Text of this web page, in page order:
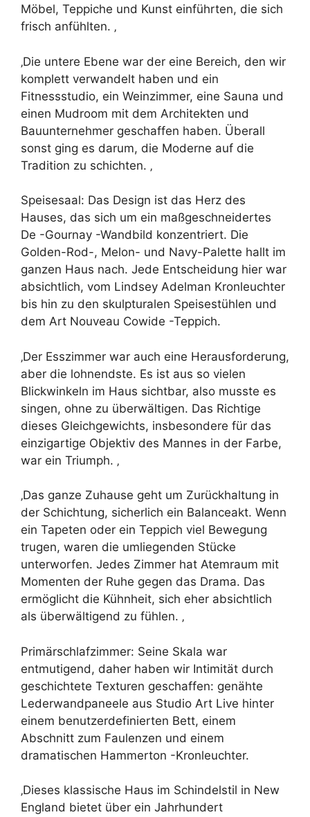
Möbel, Teppiche und Kunst einführten, die sich
frisch anfühlten. ‚
‚Die untere Ebene war der eine Bereich, den wir
komplett verwandelt haben und ein
Fitnessstudio, ein Weinzimmer, eine Sauna und
einen Mudroom mit dem Architekten und
Bauunternehmer geschaffen haben. Überall
sonst ging es darum, die Moderne auf die
Tradition zu schichten. ‚
Speisesaal: Das Design ist das Herz des
Hauses, das sich um ein maßgeschneidertes
De -Gournay -Wandbild konzentriert. Die
Golden-Rod-, Melon- und Navy-Palette hallt im
ganzen Haus nach. Jede Entscheidung hier war
absichtlich, vom Lindsey Adelman Kronleuchter
bis hin zu den skulpturalen Speisestühlen und
dem Art Nouveau Cowide -Teppich.
‚Der Esszimmer war auch eine Herausforderung,
aber die lohnendste. Es ist aus so vielen
Blickwinkeln im Haus sichtbar, also musste es
singen, ohne zu überwältigen. Das Richtige
dieses Gleichgewichts, insbesondere für das
einzigartige Objektiv des Mannes in der Farbe,
war ein Triumph. ‚
‚Das ganze Zuhause geht um Zurückhaltung in
der Schichtung, sicherlich ein Balanceakt. Wenn
ein Tapeten oder ein Teppich viel Bewegung
trugen, waren die umliegenden Stücke
unterworfen. Jedes Zimmer hat Atemraum mit
Momenten der Ruhe gegen das Drama. Das
ermöglicht die Kühnheit, sich eher absichtlich
als überwältigend zu fühlen. ‚
Primärschlafzimmer: Seine Skala war
entmutigend, daher haben wir Intimität durch
geschichtete Texturen geschaffen: genähte
Lederwandpaneele aus Studio Art Live hinter
einem benutzerdefinierten Bett, einem
Abschnitt zum Faulenzen und einem
dramatischen Hammerton -Kronleuchter.
‚Dieses klassische Haus im Schindelstil in New
England bietet über ein Jahrhundert